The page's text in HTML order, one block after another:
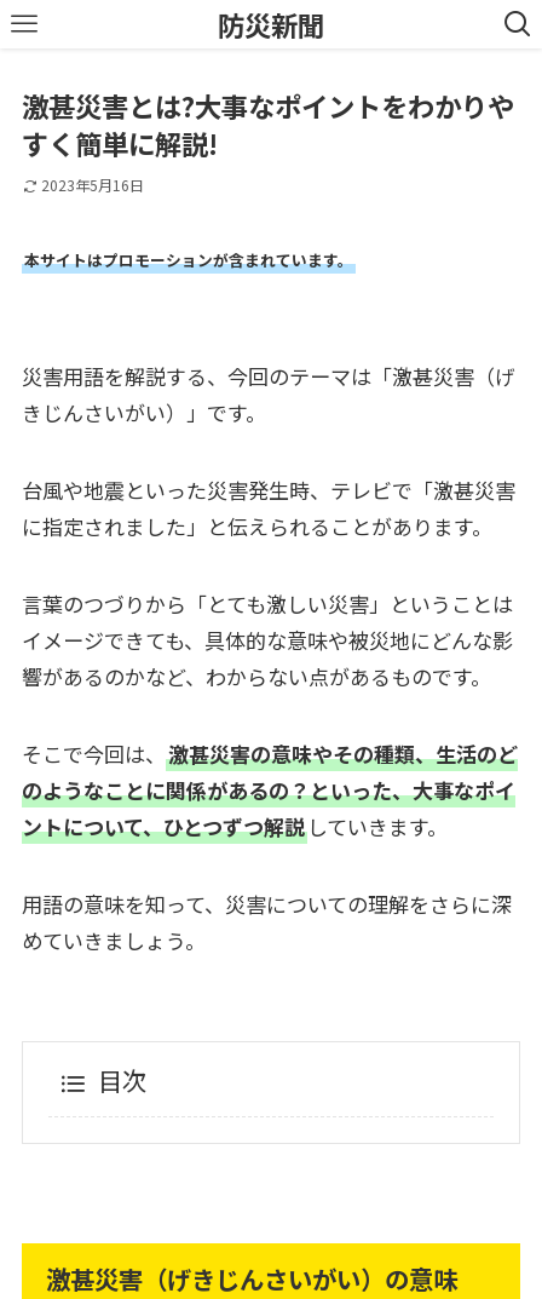
防災新聞
激甚災害とは?大事なポイントをわかりや
すく簡単に解説!
2023年5月16日
本サイトはプロモーションが含まれています。
災害用語を解説する、今回のテーマは「激甚災害（げ
きじんさいがい）」です。
台風や地震といった災害発生時、テレビで「激甚災害
に指定されました」と伝えられることがあります。
言葉のつづりから「とても激しい災害」ということは
イメージできても、具体的な意味や被災地にどんな影
響があるのかなど、わからない点があるものです。
そこで今回は、 激甚災害の意味やその種類、生活のど
のようなことに関係があるの？といった、大事なポイ
ントについて、ひとつずつ解説していきます。
用語の意味を知って、災害についての理解をさらに深
めていきましょう。
目次
激甚災害（げきじんさいがい）の意味